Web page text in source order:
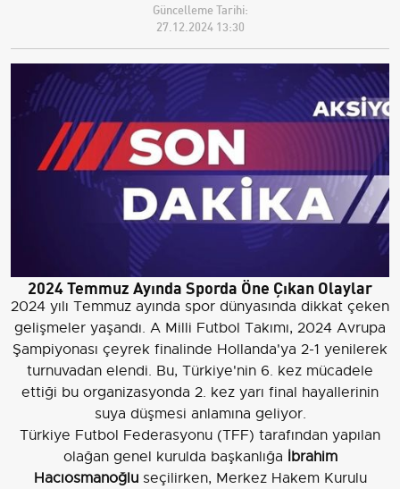
Güncelleme Tarihi:
27.12.2024 13:30
2024 Temmuz Ayında Sporda Öne Çıkan Olaylar
2024 yılı Temmuz ayında spor dünyasında dikkat çeken
gelişmeler yaşandı. A Milli Futbol Takımı, 2024 Avrupa
Şampiyonası çeyrek finalinde Hollanda'ya 2-1 yenilerek
turnuvadan elendi. Bu, Türkiye'nin 6. kez mücadele
ettiği bu organizasyonda 2. kez yarı final hayallerinin
suya düşmesi anlamına geliyor.
Türkiye Futbol Federasyonu (TFF) tarafından yapılan
olağan genel kurulda başkanlığa İbrahim
Hacıosmanoğluseçilirken, Merkez Hakem Kurulu